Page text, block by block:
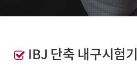
IBJ 단축 내구시험기